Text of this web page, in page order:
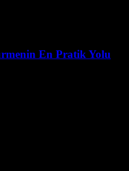
En Pratik Yolu